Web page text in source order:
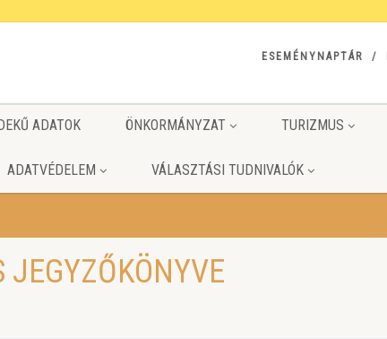
ESEMÉNYNAPTÁR
ADATOK ÖNKORMÁNYZAT TURIZMUS
ADATVÉDELEM VÁLASZTÁSI TUDNIVALÓK
JEGYZŐKÖNYVE